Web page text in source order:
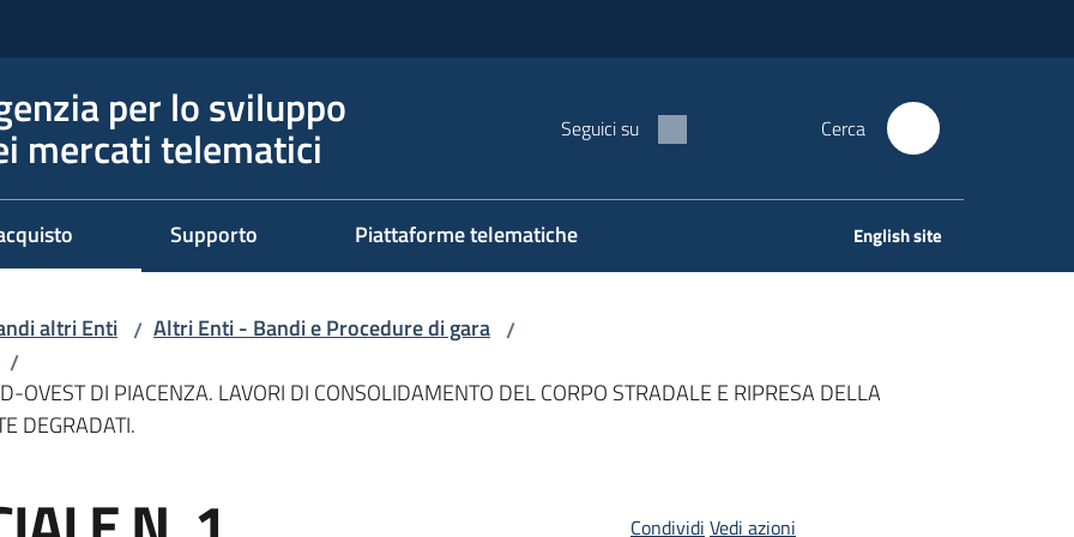
per lo sviluppo
mercati telematici Seguici su Cerca
Supporto Piattaforme telematiche English site
altri Enti / Altri Enti - Bandi e Procedure di gara /
/
OVEST DI PIACENZA. LAVORI DI CONSOLIDAMENTO DEL CORPO STRADALE E RIPRESA DELLA
DEGRADATI.
Condividi Vedi azioni